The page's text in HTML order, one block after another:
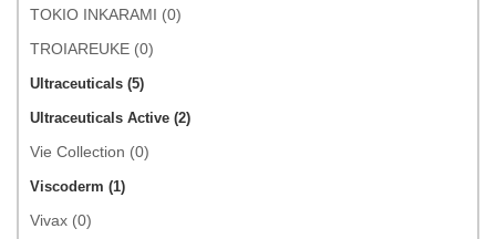
TOKIO INKARAMI (0)
TROIAREUKE (0)
Ultraceuticals (5)
Ultraceuticals Active (2)
Vie Collection (0)
Viscoderm (1)
Vivax (0)